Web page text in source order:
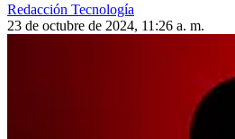
Redacción Tecnología
23 de octubre de 2024, 11:26 a. m.